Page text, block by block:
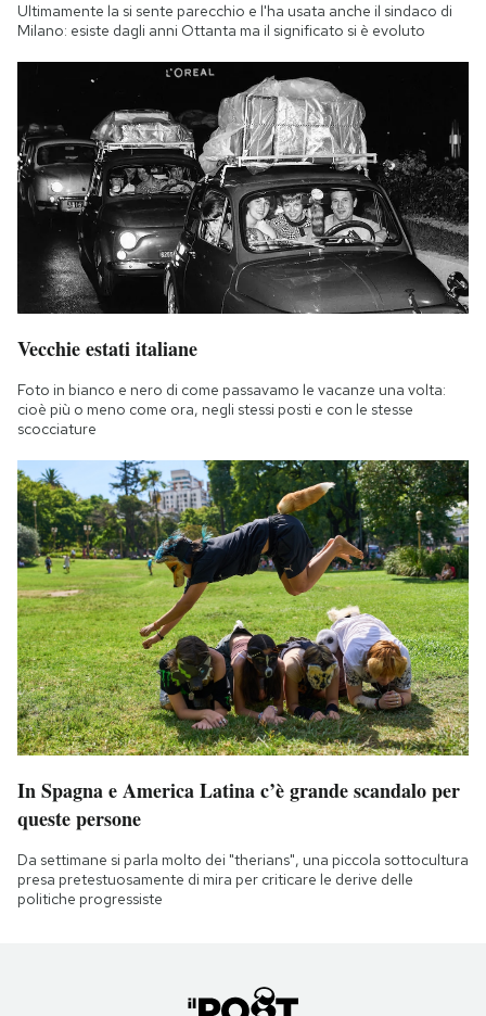
Ultimamente la si sente parecchio e l'ha usata anche il sindaco di
Milano: esiste dagli anni Ottanta ma il significato si è evoluto
Vecchie estati italiane
Foto in bianco e nero di come passavamo le vacanze una volta:
cioè più o meno come ora, negli stessi posti e con le stesse
scocciature
In Spagna e America Latina c’è grande scandalo per
queste persone
Da settimane si parla molto dei "therians", una piccola sottocultura
presa pretestuosamente di mira per criticare le derive delle
politiche progressiste